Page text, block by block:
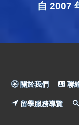
自 2007
關於我們 聯
留學服務導覽